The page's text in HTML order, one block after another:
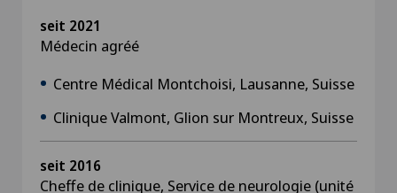
seit 2021
Médecin agréé
Centre Médical Montchoisi, Lausanne, Suisse
Clinique Valmont, Glion sur Montreux, Suisse
seit 2016
Cheffe de clinique, Service de neurologie (unité